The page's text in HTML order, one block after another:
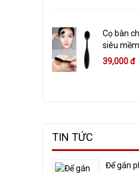
Cọ bàn
siêu
39,000 đ
TIN TỨC
​Để gán